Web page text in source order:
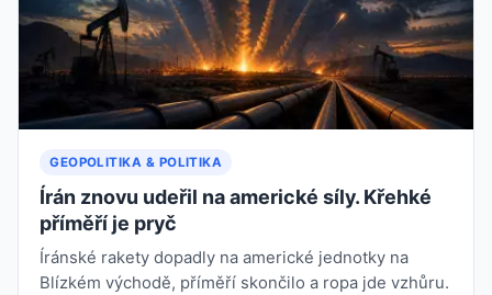
GEOPOLITIKA & POLITIKA
Írán znovu udeřil na americké síly. Křehké
příměří je pryč
Íránské rakety dopadly na americké jednotky na
Blízkém východě, příměří skončilo a ropa jde vzhůru.